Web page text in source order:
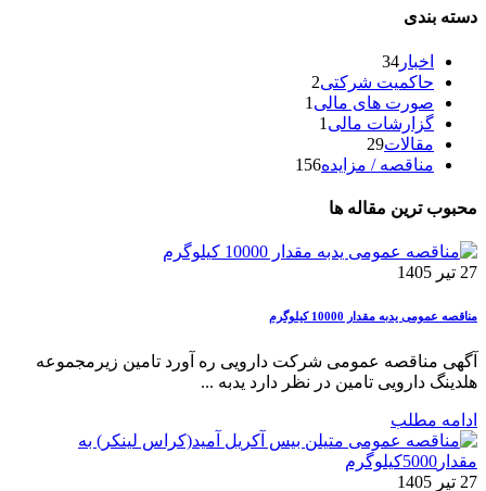
دسته بندی
اخبار 34
حاکمیت شرکتی2
صورت های مالی 1
گزارشات مالی 1
مقالات29
مناقصه / مزایده156
محبوب ترین مقاله ها
27 تیر 1405
مناقصه عمومی یدبه مقدار 10000 کیلوگرم
آگهی مناقصه عمومی شرکت دارویی ره آورد تامین زیرمجموعه
هلدینگ دارویی تامین در نظر دارد یدبه ...
ادامه مطلب
27 تیر 1405